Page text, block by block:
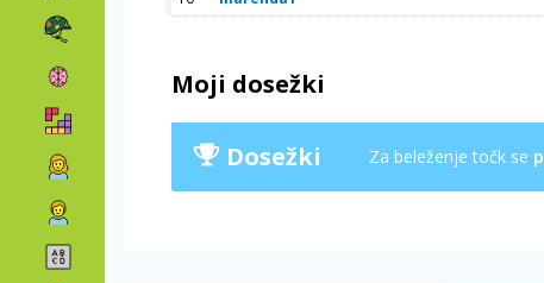
Moji dosežki
Dosežki Za beleženje točk se